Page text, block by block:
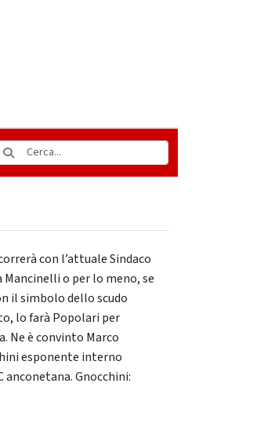
correrà con l’attuale Sindaco
Mancinelli o per lo meno, se
il simbolo dello scudo
lo farà Popolari per
Ne è convinto Marco
esponente interno
anconetana. Gnocchini: